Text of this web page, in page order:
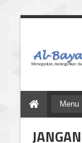
dan Mencerahkan